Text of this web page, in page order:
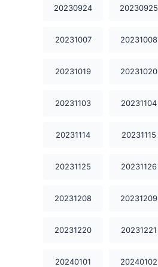
20230924 20230925
20231007 20231008
20231019 20231020
20231103 20231104
20231114 20231115
20231125 20231126
20231208 20231209
20231220 20231221
20240101 20240102